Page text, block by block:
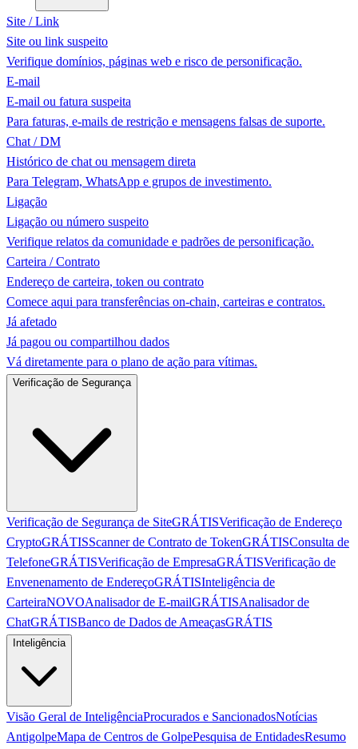
Site / Link
Site ou link suspeito
Verifique domínios, páginas web e risco de personificação.
E-mail
E-mail ou fatura suspeita
Para faturas, e-mails de restrição e mensagens falsas de suporte.
Chat / DM
Histórico de chat ou mensagem direta
Para Telegram, WhatsApp e grupos de investimento.
Ligação
Ligação ou número suspeito
Verifique relatos da comunidade e padrões de personificação.
Carteira / Contrato
Endereço de carteira, token ou contrato
Comece aqui para transferências on-chain, carteiras e contratos.
Já afetado
Já pagou ou compartilhou dados
Vá diretamente para o plano de ação para vítimas.
Verificação de Segurança
Verificação de Segurança de SiteGRÁTISVerificação de Endereço
CryptoGRÁTISScanner de Contrato de TokenGRÁTISConsulta de
TelefoneGRÁTISVerificação de EmpresaGRÁTISVerificação de
Envenenamento de EndereçoGRÁTISInteligência de
CarteiraNOVOAnalisador de E-mailGRÁTISAnalisador de
ChatGRÁTISBanco de Dados de AmeaçasGRÁTIS
Inteligência
Visão Geral de InteligênciaProcurados e SancionadosNotícias
AntigolpeMapa de Centros de GolpePesquisa de EntidadesResumo